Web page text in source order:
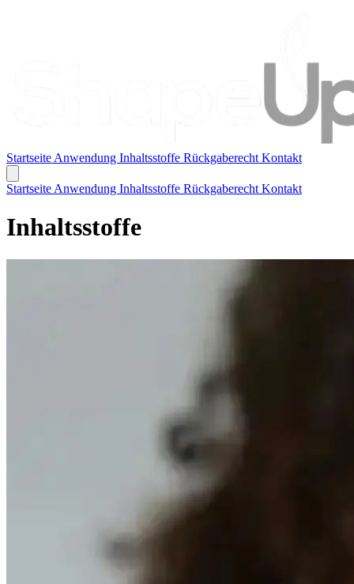
Startseite Anwendung Inhaltsstoffe Rückgaberecht Kontakt
Startseite Anwendung Inhaltsstoffe Rückgaberecht Kontakt
Inhaltsstoffe